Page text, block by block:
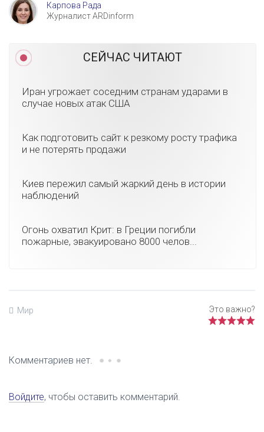
Карпова Рада
Журналист ARDinform
СЕЙЧАС ЧИТАЮТ
Иран угрожает соседним странам ударами в
случае новых атак США
Как подготовить сайт к резкому росту трафика
и не потерять продажи
Киев пережил самый жаркий день в истории
наблюдений
Огонь охватил Крит: в Греции погибли
пожарные, эвакуировано 8000 челов...
Мир
Комментариев нет.
Войдите, чтобы оставить комментарий.